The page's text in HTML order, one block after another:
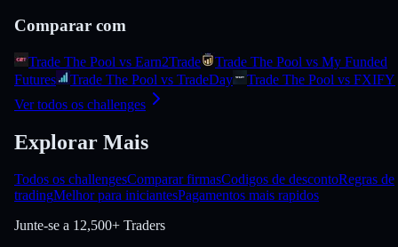
Comparar com
Trade The Pool vs Earn2Trade
Trade The Pool vs My Funded
Futures
Trade The Pool vs TradeDay
Trade The Pool vs FXIFY
Ver todos os challenges
Explorar Mais
Todos os challengesComparar firmasCodigos de descontoRegras de
tradingMelhor para iniciantesPagamentos mais rapidos
Junte-se a 12,500+ Traders